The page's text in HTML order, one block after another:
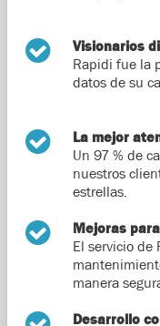
Visionarios
Rapidi fue la
datos de su
La mejor
Un 97 % de
nuestros
estrellas.
Mejoras
El servicio de
manera
Desarrollo